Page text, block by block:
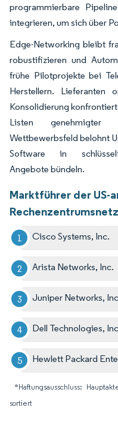
programmierbare
integrieren, um sich über
Edge-Networking bleibt
robustifizieren und
frühe Pilotprojekte bei
Herstellern. Lieferanten
Konsolidierung
Listen genehmigter
Wettbewerbsfeld belohnt
Software in
Angebote bündeln.
Marktführer der US-
Cisco Systems, Inc.
Arista Networks, Inc.
Juniper Networks,
Dell Technologies,
Hewlett Packard
*Haftungsausschluss:
sortiert